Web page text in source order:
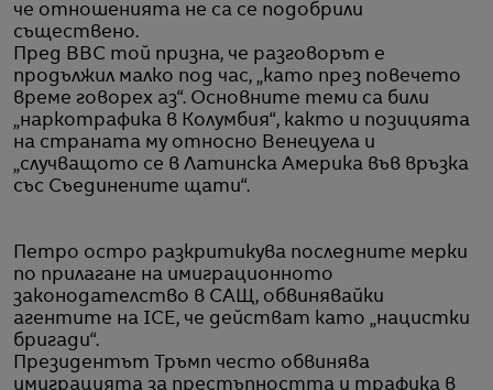
че отношенията не са се подобрили
съществено.
Пред BBC той призна, че разговорът е
продължил малко под час, „като през повечето
време говорех аз“. Основните теми са били
„наркотрафика в Колумбия“, както и позицията
на страната му относно Венецуела и
„случващото се в Латинска Америка във връзка
със Съединените щати“.
Петро остро разкритикува последните мерки
по прилагане на имиграционното
законодателство в САЩ, обвинявайки
агентите на ICE, че действат като „нацистки
бригади“.
Президентът Тръмп често обвинява
имиграцията за престъпността и трафика в